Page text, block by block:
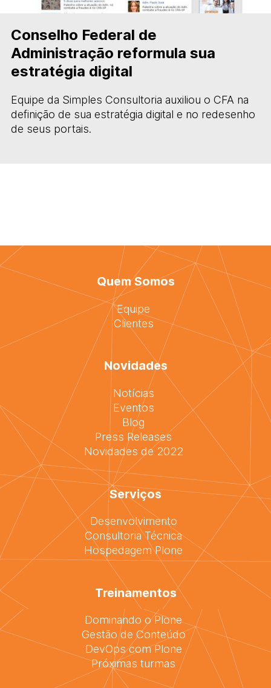
Conselho Federal de
Administração reformula sua
estratégia digital
Equipe da Simples Consultoria auxiliou o CFA na
definição de sua estratégia digital e no redesenho
de seus portais.
Quem Somos
Equipe
Clientes
Novidades
Notícias
Eventos
Blog
Press Releases
Novidades de 2022
Serviços
Desenvolvimento
Consultoria Técnica
Hospedagem Plone
Treinamentos
Dominando o Plone
Gestão de Conteúdo
DevOps com Plone
Próximas turmas